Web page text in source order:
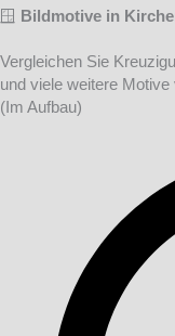
🪟 Bildmotive in
Vergleichen Sie
und viele weitere
(Im Aufbau)